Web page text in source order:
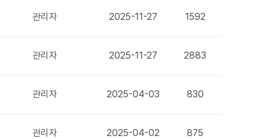
관리자 2025-11-27 1592
관리자 2025-11-27 2883
관리자 2025-04-03 830
관리자 2025-04-02 875